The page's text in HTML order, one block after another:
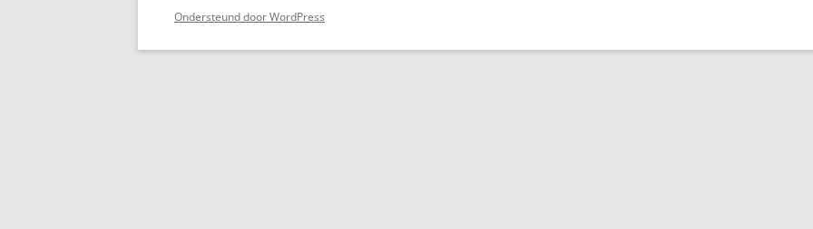
Ondersteund door WordPress